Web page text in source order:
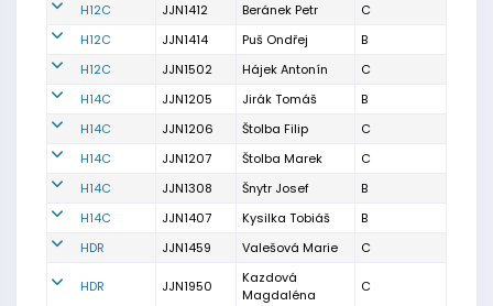
H12C
JJN1412 Beránek Petr
C
H12C
JJN1414 Puš Ondřej
B
H12C
JJN1502 Hájek Antonín
C
H14C
JJN1205 Jirák Tomáš
B
H14C
JJN1206 Štolba Filip
C
H14C
JJN1207 Štolba Marek
C
H14C
JJN1308 Šnytr Josef
B
H14C
JJN1407 Kysilka Tobiáš
B
HDR
JJN1459 Valešová Marie C
HDR JJN1950
Kazdová
Magdaléna
C